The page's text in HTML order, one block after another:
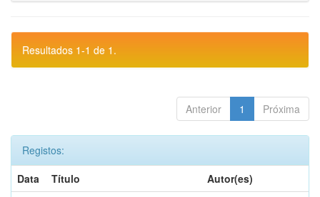
Resultados 1-1 de 1.
Anterior 1 Próxima
Registos:
Data
Título
Autor(es)